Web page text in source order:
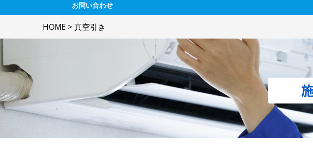
業務用エアコン交換・取付・修理 エアコンクリーニング
インターホン修理・取付
ブレーカー修理・取付
単相３線式切替工事
防犯カメラ
お問い合わせ
HOME >真空引き